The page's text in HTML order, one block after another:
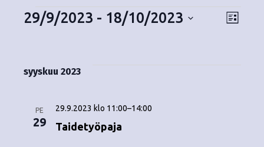
NT
L
29/9/2023 - 18/10/2023
i
syyskuu 2023
PE
29 Taidetyöpaja
29.9.2023 klo 11:00–14:00